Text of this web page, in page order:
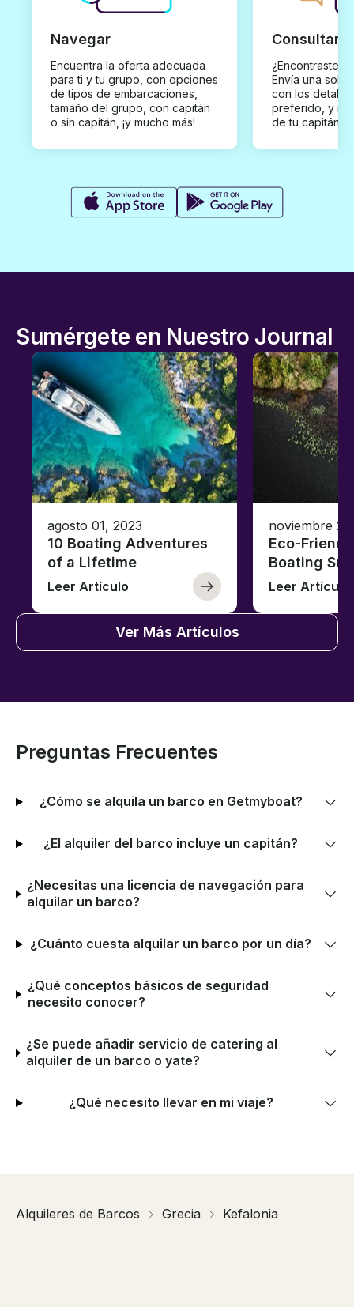
Navegar
Encuentra la oferta adecuada
para ti y tu grupo, con opciones
de tipos de embarcaciones,
tamaño del grupo, con capitán
o sin capitán, ¡y mucho más!
Consultar
¿Encontraste
Envía una
con los
preferido, y
de tu capitán
Sumérgete en Nuestro Journal
agosto 01, 2023
10 Boating Adventures
of a Lifetime
Leer Artículo
noviembre
Eco-
Boating
Leer Artículo
Ver Más Artículos
Preguntas Frecuentes
¿Cómo se alquila un barco en Getmyboat?
¿El alquiler del barco incluye un capitán?
¿Necesitas una licencia de navegación para
alquilar un barco?
¿Cuánto cuesta alquilar un barco por un día?
¿Qué conceptos básicos de seguridad
necesito conocer?
¿Se puede añadir servicio de catering al
alquiler de un barco o yate?
¿Qué necesito llevar en mi viaje?
Alquileres de Barcos Grecia Kefalonia